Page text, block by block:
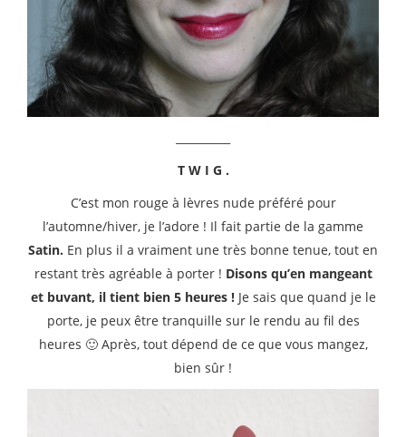
T W I G .
C’est mon rouge à lèvres nude préféré pour
l’automne/hiver, je l’adore ! Il fait partie de la gamme
Satin. En plus il a vraiment une très bonne tenue, tout en
restant très agréable à porter ! Disons qu’en mangeant
et buvant, il tient bien 5 heures !Je sais que quand je le
porte, je peux être tranquille sur le rendu au fil des
heures 🙂 Après, tout dépend de ce que vous mangez,
bien sûr !